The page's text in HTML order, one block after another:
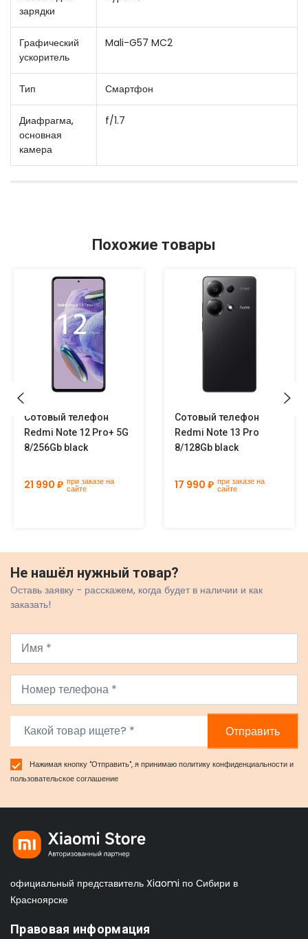
зарядки
Графический
ускоритель
Mali-G57 MC2
Тип Смартфон
Диафрагма,
основная
камера
f/1.7
Похожие товары
Сотовый телефон
Redmi Note 12 Pro+ 5G
8/256Gb black
21 990 ₽ при заказе на
сайте
Сотовый телефон
Redmi Note 13 Pro
8/128Gb black
17 990 ₽ при заказе на
сайте
Не нашёл нужный товар?
Оставь заявку - расскажем, когда будет в наличии и как
заказать!
Отправить
Нажимая кнопку "Отправить", я принимаюполитику конфиденциальностии
пользовательское соглашение
официальный представитель Xiaomi по Сибири в
Красноярске
Правовая информация